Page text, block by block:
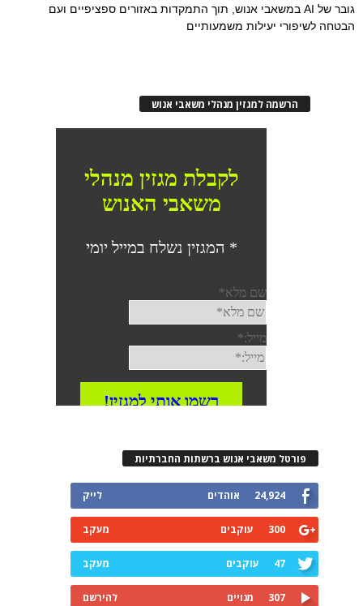
גובר של AI במשאבי אנוש, תוך התמקדות באזורים ספציפיים ועם
הבטחה לשיפורי יעילות משמעותיים
הרשמה למגזין מנהלי משאבי אנוש
פורטל משאבי אנוש ברשתות החברתיות
24,924 אוהדים לייק
300 עוקבים מעקב
47 עוקבים מעקב
307 מנויים להירשם